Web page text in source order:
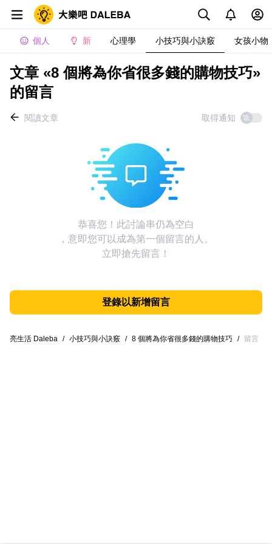
個人 新 心理學 小技巧與小訣竅 女孩小物
文章 «8 個將為你省很多錢的購物技巧»
的留言
閱讀文章 取得通知
恭喜您！此討論串仍為空白
，意即您可以成為第一個留言的人。
立即搶先留言！
登錄以新增留言
亮生活 Daleba / 小技巧與小訣竅 / 8 個將為你省很多錢的購物技巧 / 留言